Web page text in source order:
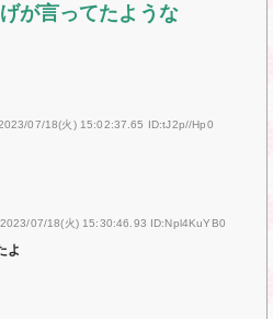
が言ってたような
07/18(火) 15:02:37.65 ID:tJ2p//Hp0
2023/07/18(火) 15:30:46.93 ID:Npl4KuYB0
よ